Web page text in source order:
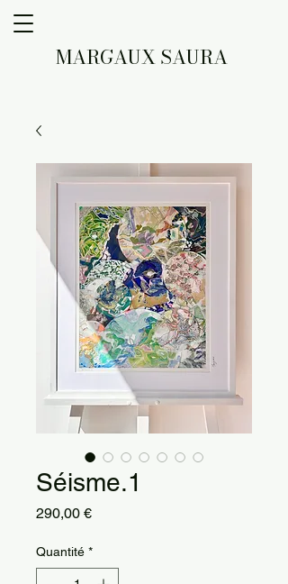
MARGAUX SAURA
Séisme.1
290,00 €Prix
Quantité *